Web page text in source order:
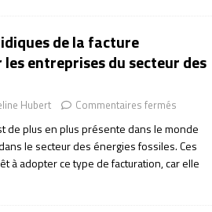
de la facture
entreprises du secteur des
Hubert Commentaires fermés
de plus en plus présente dans le monde
le secteur des énergies fossiles. Ces
à adopter ce type de facturation, car elle